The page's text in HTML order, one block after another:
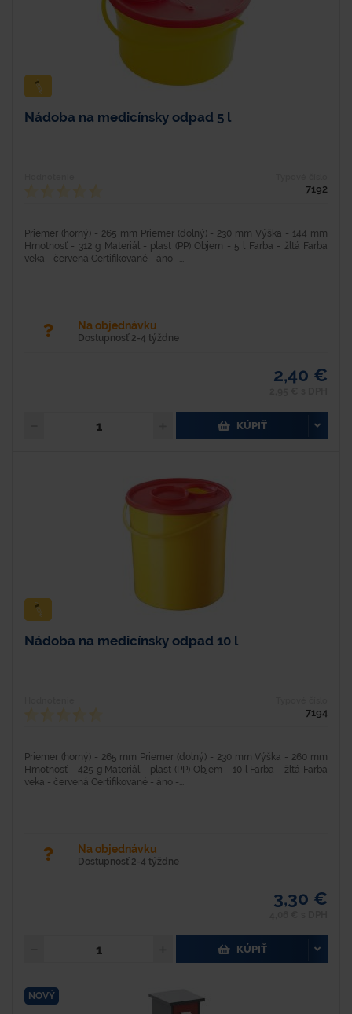
Nádoba na medicínsky odpad 5 l
7192
Priemer (horný) - 265 mm Priemer (dolný) - 230 mm Výška - 144 mm
Hmotnosť - 312 g Materiál - plast (PP) Objem - 5 l Farba - žltá Farba
veka - červená Certifikované - áno -...
Na objednávku
Dostupnosť 2-4 týždne
2,40 €
KÚPIŤ
Nádoba na medicínsky odpad 10 l
7194
Priemer (horný) - 265 mm Priemer (dolný) - 230 mm Výška - 260 mm
Hmotnosť - 425 g Materiál - plast (PP) Objem - 10 l Farba - žltá Farba
veka - červená Certifikované - áno -...
Na objednávku
Dostupnosť 2-4 týždne
3,30 €
KÚPIŤ
NOVÝ